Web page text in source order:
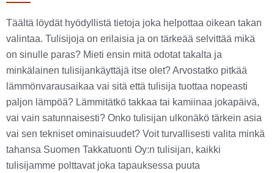
Täältä löydät hyödyllistä tietoja joka helpottaa oikean takan
valintaa. Tulisijoja on erilaisia ja on tärkeää selvittää mikä
on sinulle paras? Mieti ensin mitä odotat takalta ja
minkälainen tulisijankäyttäjä itse olet? Arvostatko pitkää
lämmönvarausaikaa vai sitä että tulisija tuottaa nopeasti
paljon lämpöä? Lämmitätkö takkaa tai kamiinaa jokapäivä,
vai vain satunnaisesti? Onko tulisijan ulkonäkö tärkein asia
vai sen tekniset ominaisuudet? Voit turvallisesti valita minkä
tahansa Suomen Takkatuonti Oy:n tulisijan, kaikki
tulisijamme polttavat joka tapauksessa puuta